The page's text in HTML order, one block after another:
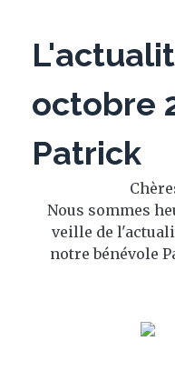
octobre
Patrick
Nous sommes
veille de
notre bénévole